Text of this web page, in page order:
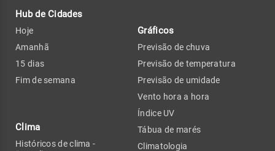
Hub de Cidades
Hoje
Amanhã
15 dias
Fim de semana
Clima
Históricos de clima -
Gráficos
Previsão de chuva
Previsão de temperatura
Previsão de umidade
Vento hora a hora
Índice UV
Tábua de marés
Climatologia